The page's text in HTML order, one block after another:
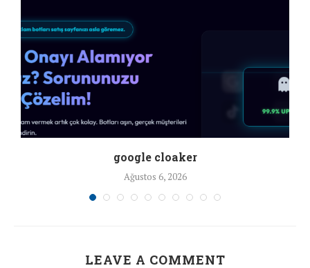
google cloaker
Ağustos 6, 2026
LEAVE A COMMENT